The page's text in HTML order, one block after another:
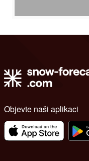
Objevte naši aplikaci